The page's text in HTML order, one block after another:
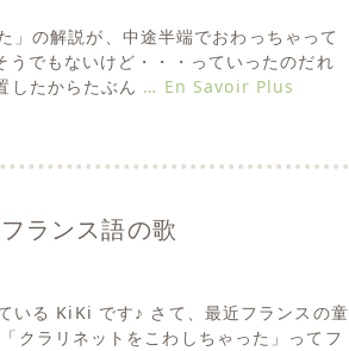
の解説が、中途半端でおわっちゃって
でもないけど・・・っていったのだれ
したからたぶん … En Savoir Plus
ランス語の歌
いる KiKi です♪ さて、最近フランスの童
クラリネットをこわしちゃった」ってフ